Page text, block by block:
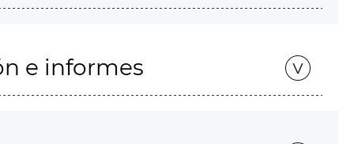
e informes